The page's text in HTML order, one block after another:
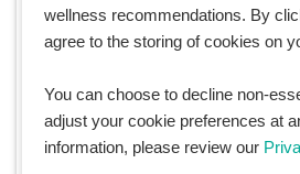
2. บำรุงผิวให้ชุ่มชื้นอยู่เสมอ
เวลา ใช้มอยส์เจอไรเซอร์สูตรที่
ง่าย หรือใช้น้ำมันจากธรรมชา
มะพร้าว น้ำมันอาร์แกนออยล์ลู
wellness recommendations. By
agree to the storing of cookies on
You can choose to decline non-
adjust your cookie preferences at
information, please review our